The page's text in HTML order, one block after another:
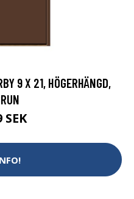
9 X 21, HÖGERHÄNGD,
SEK